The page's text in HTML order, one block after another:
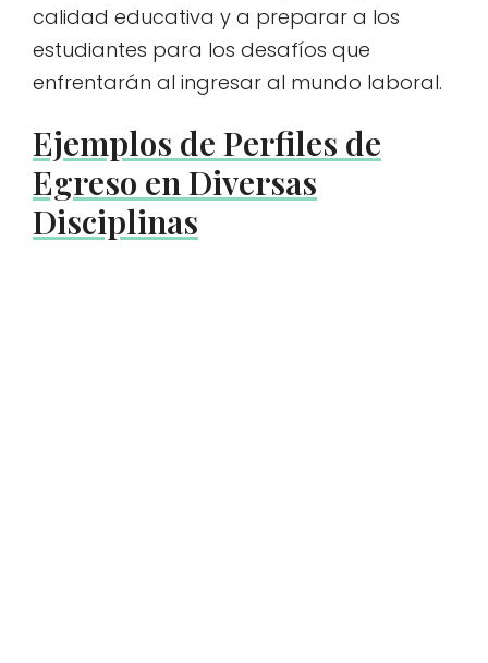
calidad educativa y a preparar a los
estudiantes para los desafíos que
enfrentarán al ingresar al mundo laboral.
Ejemplos de Perfiles de
Egreso en Diversas
Disciplinas